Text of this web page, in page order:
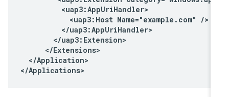
<uap3:Host Name="example.com"
</Application>